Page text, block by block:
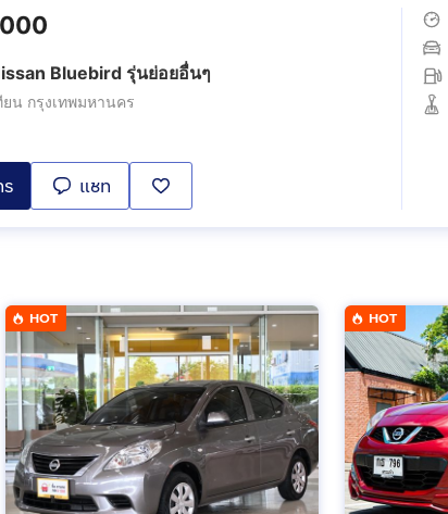
Bluebird รุ่นย่อยอื่นๆ
น กรุงเทพมหานคร
ร แชท
HOT HOT